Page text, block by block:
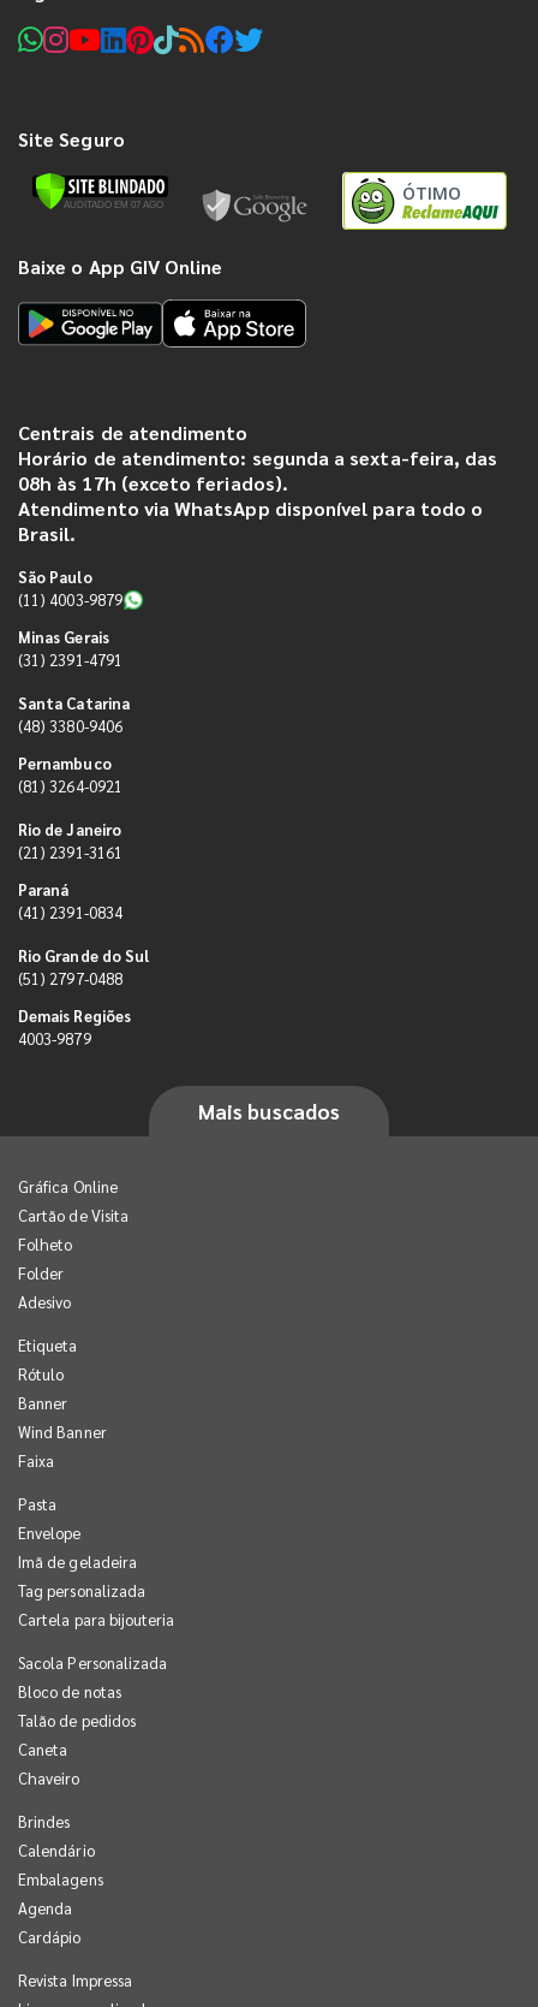
Site Seguro
ÓTIMO
Baixe o App GIV Online
Centrais de atendimento
Horário de atendimento: segunda a sexta-feira, das
08h às 17h (exceto feriados).
Atendimento via WhatsApp disponível para todo o
Brasil.
São Paulo
(11) 4003-9879
Minas Gerais
(31) 2391-4791
Santa Catarina
(48) 3380-9406
Pernambuco
(81) 3264-0921
Rio de Janeiro
(21) 2391-3161
Paraná
(41) 2391-0834
Rio Grande do Sul
(51) 2797-0488
Demais Regiões
4003-9879
Mais buscados
Gráfica Online
Cartão de Visita
Folheto
Folder
Adesivo
Etiqueta
Rótulo
Banner
Wind Banner
Faixa
Pasta
Envelope
Imã de geladeira
Tag personalizada
Cartela para bijouteria
Sacola Personalizada
Bloco de notas
Talão de pedidos
Caneta
Chaveiro
Brindes
Calendário
Embalagens
Agenda
Cardápio
Revista Impressa